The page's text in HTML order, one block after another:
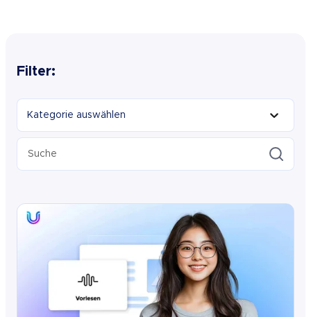
Filter:
Kategorie auswählen
Kategorie auswählen
Suche